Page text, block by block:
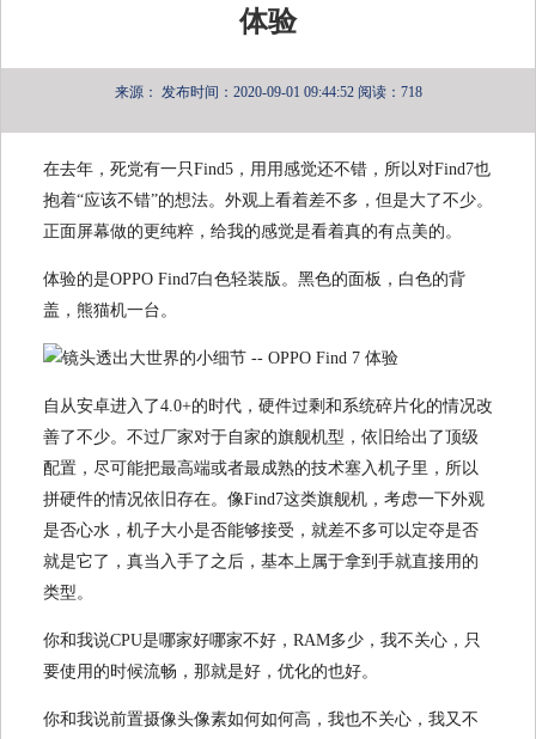
体验
来源： 发布时间：2020-09-01 09:44:52 阅读：718
在去年，死党有一只Find5，用用感觉还不错，所以对Find7也
抱着“应该不错”的想法。外观上看着差不多，但是大了不少。
正面屏幕做的更纯粹，给我的感觉是看着真的有点美的。
体验的是OPPO Find7白色轻装版。黑色的面板，白色的背
盖，熊猫机一台。
自从安卓进入了4.0+的时代，硬件过剩和系统碎片化的情况改
善了不少。不过厂家对于自家的旗舰机型，依旧给出了顶级
配置，尽可能把最高端或者最成熟的技术塞入机子里，所以
拼硬件的情况依旧存在。像Find7这类旗舰机，考虑一下外观
是否心水，机子大小是否能够接受，就差不多可以定夺是否
就是它了，真当入手了之后，基本上属于拿到手就直接用的
类型。
你和我说CPU是哪家好哪家不好，RAM多少，我不关心，只
要使用的时候流畅，那就是好，优化的也好。
你和我说前置摄像头像素如何如何高，我也不关心，我又不